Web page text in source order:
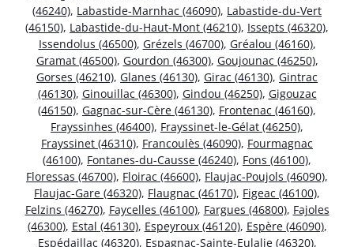
(46240), Labastide-Marnhac (46090), Labastide-du-Vert
(46150), Labastide-du-Haut-Mont (46210), Issepts (46320),
Issendolus (46500), Grézels (46700), Gréalou (46160),
Gramat (46500), Gourdon (46300), Goujounac (46250),
Gorses (46210), Glanes (46130), Girac (46130), Gintrac
(46130), Ginouillac (46300), Gindou (46250), Gigouzac
(46150), Gagnac-sur-Cère (46130), Frontenac (46160),
Frayssinhes (46400), Frayssinet-le-Gélat (46250),
Frayssinet (46310), Francoulès (46090), Fourmagnac
(46100), Fontanes-du-Causse (46240), Fons (46100),
Floressas (46700), Floirac (46600), Flaujac-Poujols (46090),
Flaujac-Gare (46320), Flaugnac (46170), Figeac (46100),
Felzins (46270), Faycelles (46100), Fargues (46800), Fajoles
(46300), Estal (46130), Espeyroux (46120), Espère (46090),
Espédaillac (46320), Espagnac-Sainte-Eulalie (46320),